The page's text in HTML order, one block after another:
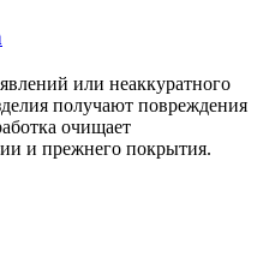
или неаккуратного
получают повреждения
очищает
и прежнего покрытия.